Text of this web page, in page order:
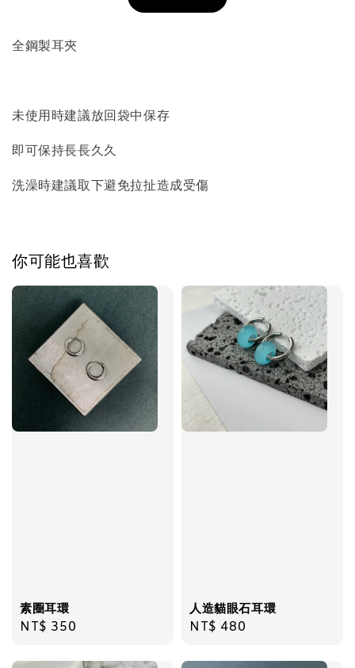
質感飾品收納盒
NT$ 298
NT$ 399
- +
加入購物車
全鋼製耳夾
未使用時建議放回袋中保存
即可保持長長久久
洗澡時建議取下避免拉扯造成受傷
你可能也喜歡
素圈耳環
Regular
NT$ 350
人造貓眼石耳環
Regular
NT$ 480